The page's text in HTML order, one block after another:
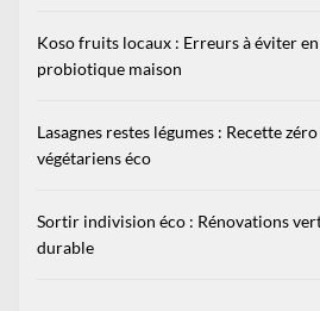
Koso fruits locaux : Erreurs à éviter
probiotique maison
Lasagnes restes légumes : Recette
végétariens éco
Sortir indivision éco : Rénovations
durable